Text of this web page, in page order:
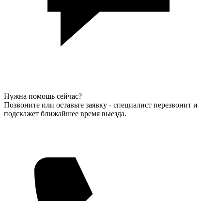
Нужна помощь сейчас?
Позвоните или оставьте заявку - специалист перезвонит и
подскажет ближайшее время выезда.